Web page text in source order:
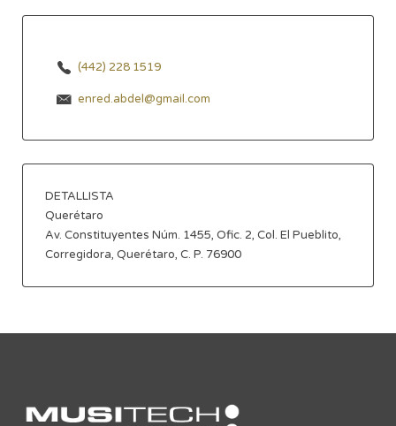
(442) 228 1519
enred.abdel@gmail.com
DETALLISTA
Querétaro
Av. Constituyentes Núm. 1455, Ofic. 2, Col. El Pueblito,
Corregidora, Querétaro, C. P. 76900